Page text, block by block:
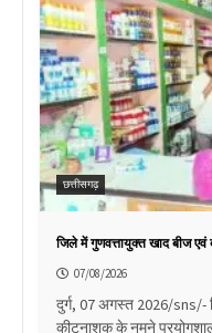
छत्तीसगढ़
जिले में गुणवत्तायुक्त खाद बीज एवं
07/08/2026
दुर्ग, 07 अगस्त 2026/sns/-
कीटनाशक के नमूने